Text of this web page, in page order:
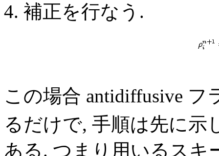
補正を行なう.
この場合 antidiffusive
るだけで, 手順は先に示
ある. つまり用いるスキ